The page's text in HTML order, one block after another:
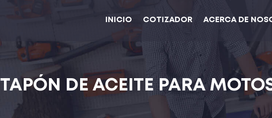
INICIO COTIZADOR ACERCA DE
TAPÓN DE ACEITE PARA